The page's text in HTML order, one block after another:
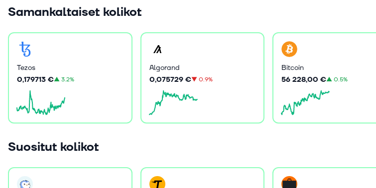
Samankaltaiset kolikot
Tezos
0,179713 €▲3.2%
Algorand
0,075729 €▼ 0.9%
Bitcoin
56 228,00 €▲0.5%
Suositut kolikot